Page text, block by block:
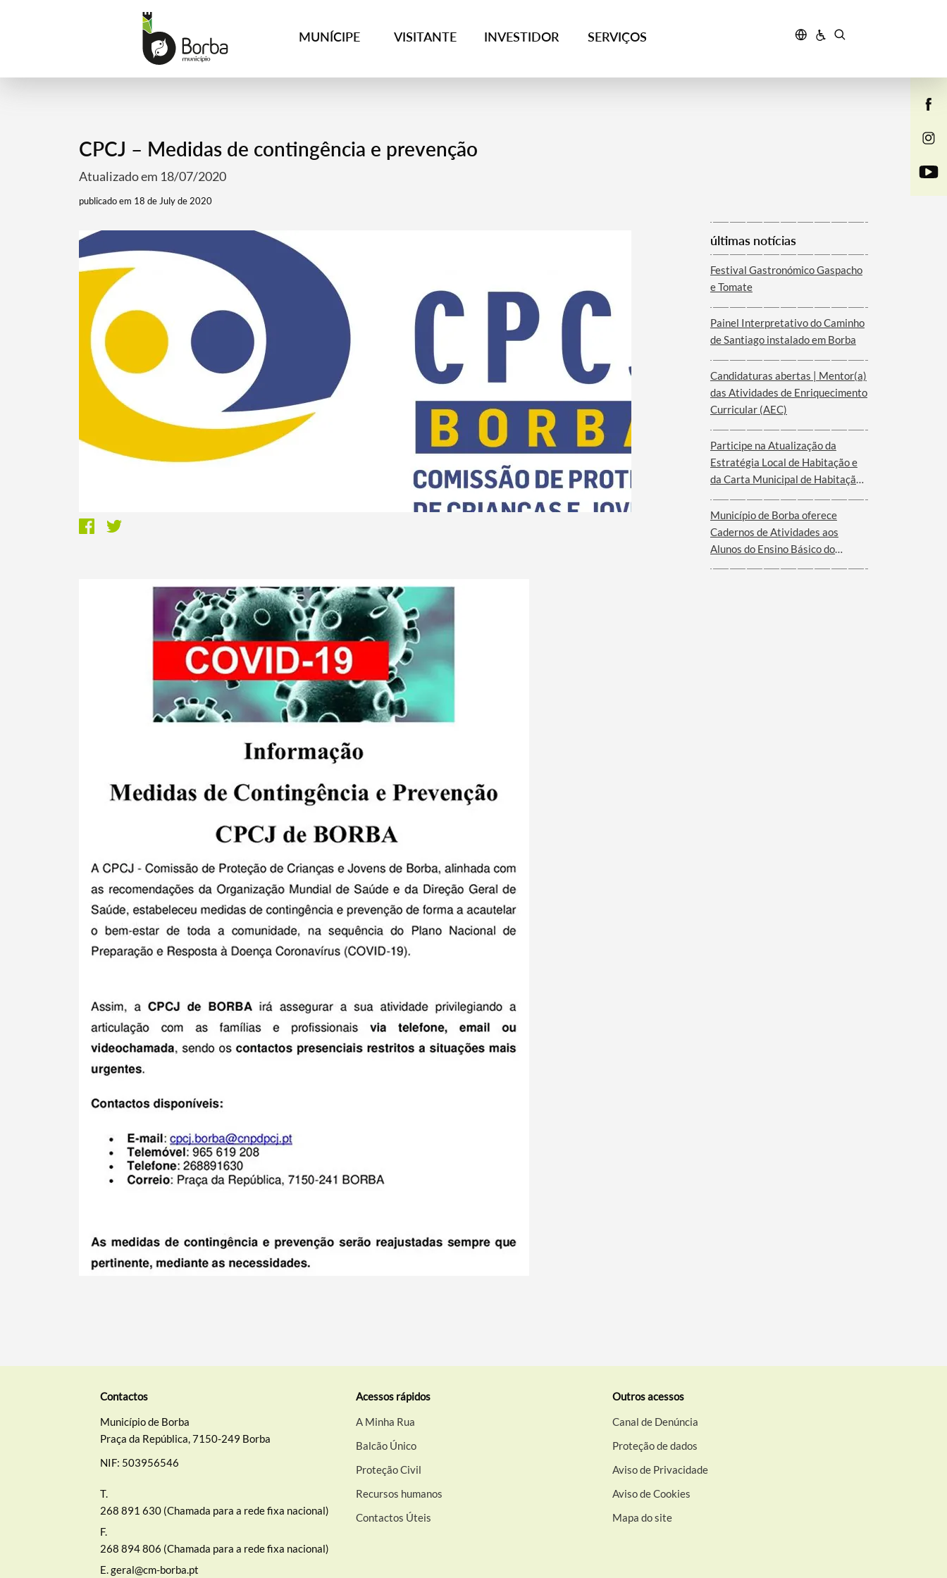
MUNÍCIPE VISITANTE INVESTIDOR SERVIÇOS
Termo de Pesquisa
Filtros
CPCJ – Medidas de contingência e prevenção
Atualizado em 18/07/2020
publicado em 18 de July de 2020
últimas notícias
Festival Gastronómico Gaspacho
e Tomate
Painel Interpretativo do Caminho
de Santiago instalado em Borba
Candidaturas abertas | Mentor(a)
das Atividades de Enriquecimento
Curricular (AEC)
Participe na Atualização da
Estratégia Local de Habitação e
da Carta Municipal de Habitação
Município de Borba oferece
Cadernos de Atividades aos
Alunos do Ensino Básico do
Agrupamento de Escolas de Borba
Contactos
Município de Borba
Praça da República, 7150-249 Borba
NIF: 503956546
T.
268 891 630 (Chamada para a rede fixa nacional)
F.
268 894 806 (Chamada para a rede fixa nacional)
E.geral@cm-borba.pt
Acessos rápidos
A Minha Rua
Balcão Único
Proteção Civil
Recursos humanos
Contactos Úteis
Outros acessos
Canal de Denúncia
Proteção de dados
Aviso de Privacidade
Aviso de Cookies
Mapa do site